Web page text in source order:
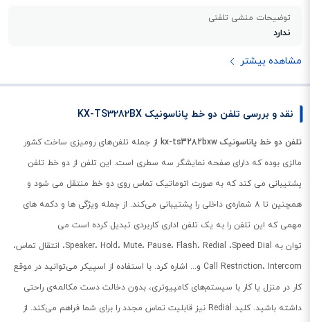
توضیحات منشی تلفنی
ندارد
مشاهده بیشتر
نقد و بررسی تلفن دو خط پاناسونیک KX-TS3282BX
تلفن دو خط پاناسونیک kx-ts3282bxw
از جمله تلفن‌های رومیزی ساخت کشور
مالزی بوده که دارای صفحه نمایشگر سه سطری است. این تلفن از دو خط تلفن
پشتیبانی می کند که به صورت اتوماتیک تماس روی دو خط منتقل می شود و
همچنین تا 8 شماره‌ی داخلی را پشتیبانی می‌کند. از جمله ویژگی ها و دکمه های
مهمی که این تلفن را به یک تلفن اداری کاربردی تبدیل کرده است می
توان به Speaker، Hold، Mute، Pause، Flash، Redial ،Speed Dial، انتقال تماس،
Call Restriction، Intercom و... اشاره کرد. با استفاده از اسپیکر می‌توانید در موقع
کار در منزل یا کار با سیستم‌های کامپیوتری، بدون دخالت دست مکالمه‌ی راحتی
داشته باشید. کلید Redial نیز قابلیت تماس مجدد را برای شما فراهم می‌کند. از